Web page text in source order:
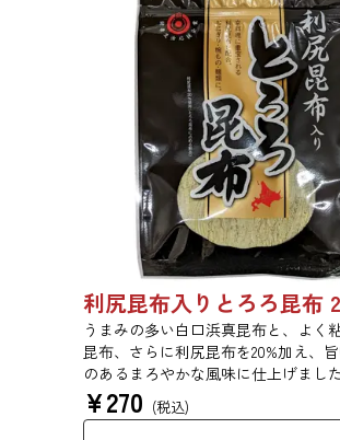
うまみの多い白口浜真昆布と、よく
昆布、さらに利尻昆布を20%加え、
のあるまろやかな風味に仕上げました
¥270 (税込)